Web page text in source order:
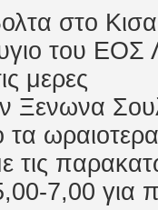
στο
του ΕΟΣ
μερες
Ξενωνα
7,00 για